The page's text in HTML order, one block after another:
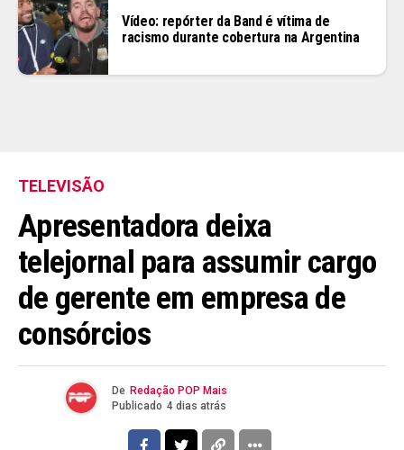
Vídeo: repórter da Band é vítima de
racismo durante cobertura na Argentina
TELEVISÃO
Apresentadora deixa
telejornal para assumir cargo
de gerente em empresa de
consórcios
De Redação POP Mais
Publicado 4 dias atrás